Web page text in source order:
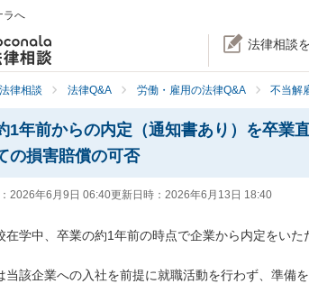
ラへ
法律相談
律相談 法律Q&A 労働・雇用の法律Q&A 不当解
1年前からの内定（通知書あり）を卒業
の損害賠償の可否
2026年6月9日 06:40更新日時： 2026年6月13日 18:40
在学中、卒業の約1年前の時点で企業から内定をい
当該企業への入社を前提に就職活動を行わず、準備を